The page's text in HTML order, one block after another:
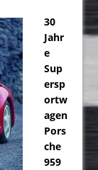
30
Jahr
e
Sup
ersp
ortw
agen
Pors
che
959